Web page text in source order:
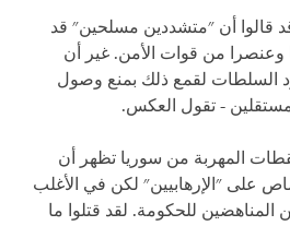
قالوا أن "متشددين مسلحين" قد
يزيد عن 80 جنديا وعنصرا من قوات الأمن. غير أن
السلطات لقمع ذلك بمنع وصول
- تقول العكس.
المهربة من سوريا تظهر أن
على "الإرهابيين" لكن في الأغلب
المناهضين للحكومة. لقد قتلوا ما